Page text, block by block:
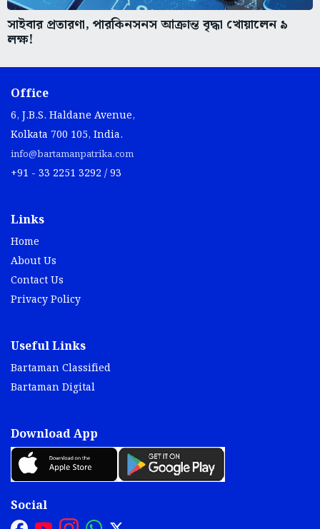
সাইবার প্রতারণা, পারকিনসনস আক্রান্ত বৃদ্ধা খোয়ালেন ৯
লক্ষ!
Office
6, J.B.S. Haldane Avenue,
Kolkata 700 105, India.
info@bartamanpatrika.com
+91 - 33 2251 3292 / 93
Links
Home
About Us
Contact Us
Privacy Policy
Useful Links
Bartaman Classified
Bartaman Digital
Download App
Social